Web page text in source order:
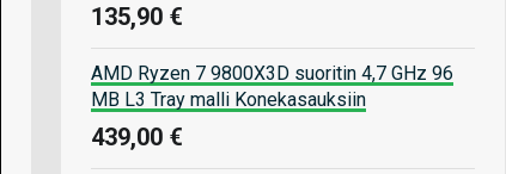
135,90 €
AMD Ryzen 7 9800X3D suoritin 4,7 GHz 96
MB L3 Tray malli Konekasauksiin
439,00 €